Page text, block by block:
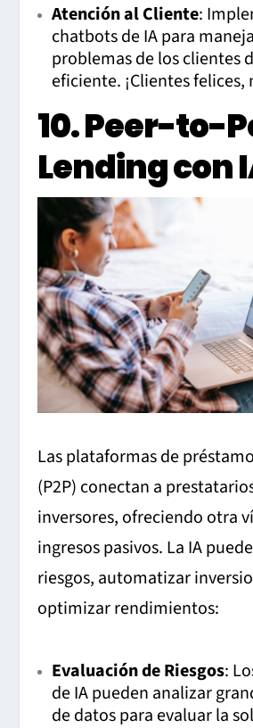
Atención al Cliente:
chatbots de IA para
problemas de los clientes
eficiente. ¡Clientes
10. Peer-to-
Lending con
Las plataformas de
(P2P) conectan a
inversores, ofreciendo otra
ingresos pasivos. La IA
riesgos, automatizar
optimizar rendimientos:
Evaluación de Riesgos:
de IA pueden analizar
de datos para evaluar la